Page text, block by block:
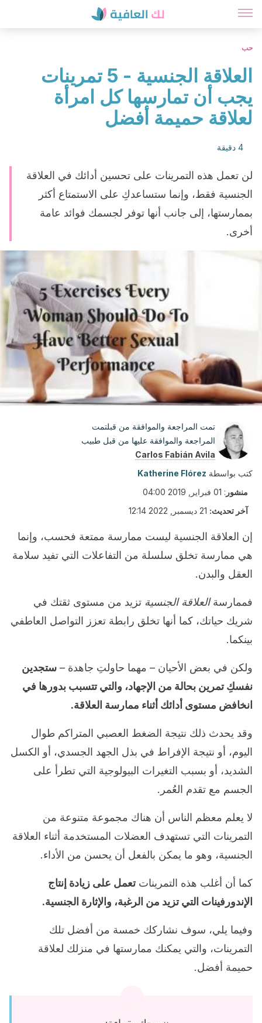
حب
العلاقة الجنسية - 5 تمرينات
يجب أن تمارسها كل امرأة
لعلاقة حميمة أفضل
4 دقيقة
لن تعمل هذه التمرينات على تحسين أدائك في العلاقة
الجنسية فقط، وإنما ستساعدكِ على الاستمتاع أكثر
بممارستها، إلى جانب أنها توفر لجسمك فوائد عامة
أخرى.
تمت المراجعة والموافقة من قبلتمت
المراجعة والموافقة عليها من قبل طبيب
Carlos Fabián Avila
كتب بواسطة Katherine Flórez
منشور : 01 فبراير, 2019 04:00
آخر تحديث: 21 ديسمبر, 2022 12:14
إن العلاقة الجنسية ليست ممارسة ممتعة فحسب، وإنما
هي ممارسة تخلق سلسلة من التفاعلات التي تفيد سلامة
العقل والبدن.
فممارسةالعلاقة الجنسية تزيد من مستوى ثقتك في
شريك حياتك، كما أنها تخلق رابطة تعزز التواصل العاطفي
بينكما.
ولكن في بعض الأحيان – مهما حاولتِ جاهدة – ستجدين
نفسكِ تمرين بحالة من الإجهاد، والتي تتسبب بدورها في
انخافض مستوى أدائك أثناء ممارسة العلاقة.
وقد يحدث ذلك نتيجة الضغط العصبي المتراكم طوال
اليوم، أو نتيجة الإفراط في بذل الجهد الجسدي، أو الكسل
الشديد، أو بسبب التغيرات البيولوجية التي تطرأ على
الجسم مع تقدم العُمر.
لا يعلم معظم الناس أن هناك مجموعة متنوعة من
التمرينات التي تستهدف العضلات المستخدمة أثناء العلاقة
الجنسية، وهو ما يمكن بالفعل أن يحسن من الأداء.
كما أن أغلب هذه التمريناتتعمل على زيادة إنتاج
الإندورفينات التي تزيد من الرغبة، والإثارة الجنسية.
وفيما يلي، سوف نشاركك خمسة من أفضل تلك
التمرينات، والتي يمكنك ممارستها في منزلك لعلاقة
حميمة أفضل.